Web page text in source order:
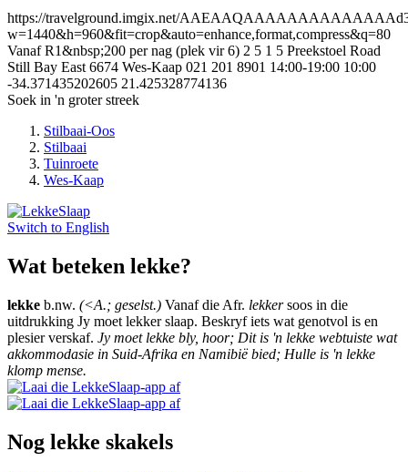
https://travelground.imgix.net/
w=1440&h=960&fit=crop&auto=enhance,format,compress&q=80
Vanaf R1&nbsp;200 per nag (plek vir 6) 2 5 1 5 Preekstoel Road
Still Bay East 6674 Wes-Kaap 021 201 8901 14:00-19:00 10:00
-34.371435202605 21.425328774136
Soek in 'n groter streek
Stilbaai-Oos
Stilbaai
Tuinroete
Wes-Kaap
Switch to English
Wat beteken lekke?
lekke b.nw. (<A.; geselst.) Vanaf die Afr. lekkersoos in die
uitdrukking Jy moet lekker slaap. Beskryf iets wat genotvol is en
plesier verskaf. Jy moet lekke bly, hoor; Dit is 'n lekke webtuiste wat
akkommodasie in Suid-Afrika en Namibië bied; Hulle is 'n lekke
klomp mense.
Nog lekke skakels